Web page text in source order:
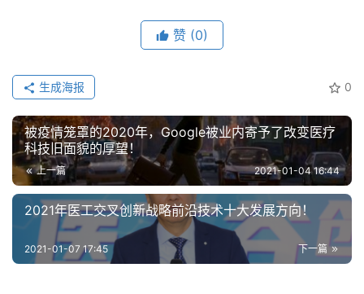
计
算
未
来
医
疗
智
能
登录 注册
赞 (0)
0
生成海报
被疫情笼罩的2020年，Google被业内寄予了改变医疗
科技旧面貌的厚望！
上一篇 2021-01-04 16:44
2021年医工交叉创新战略前沿技术十大发展方向！
下一篇
2021-01-07 17:45